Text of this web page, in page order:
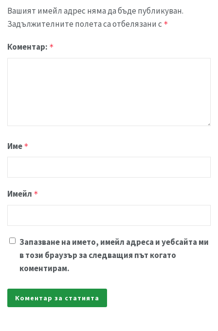
Вашият имейл адрес няма да бъде публикуван.
Задължителните полета са отбелязани с *
Коментар: *
Име *
Имейл *
Запазване на името, имейл адреса и уебсайта ми
в този браузър за следващия път когато
коментирам.